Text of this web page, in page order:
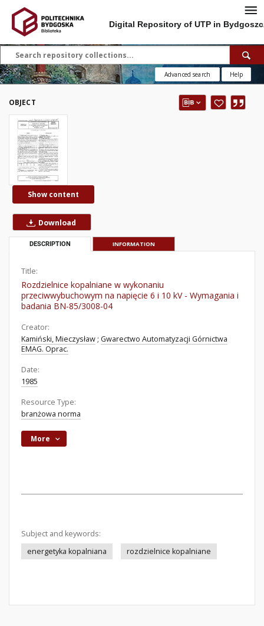
Digital Repository of UTP in
Advanced search Help
OBJECT
Show content
Download
DESCRIPTION INFORMATION
Title:
Rozdzielnice kopalniane w wykonaniu
przeciwwybuchowym na napięcie 6 i 10 kV - Wymagania i
badania BN-85/3008-04
Creator:
Kamiński, Mieczysław ; Gwarectwo Automatyzacji Górnictwa
EMAG. Oprac.
Date:
1985
Resource Type:
branżowa norma
More
Subject and keywords:
energetyka kopalniana
rozdzielnice kopalniane